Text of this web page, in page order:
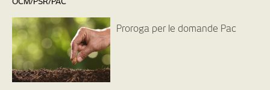
Proroga per le domande Pac